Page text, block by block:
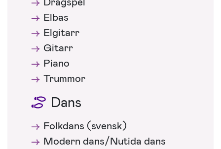
Elbas
Elgitarr
Gitarr
Piano
Trummor
Dans
Folkdans (svensk)
Modern dans/Nutida dans